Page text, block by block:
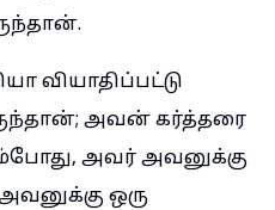
வியாதிப்பட்டு
அவன் கர்த்தரை
அவர் அவனுக்கு
ஒரு